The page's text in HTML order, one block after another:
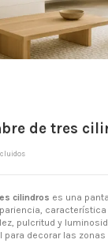
de tres
cilindros es una
pulcritud y
decorar las